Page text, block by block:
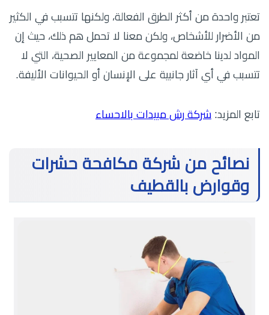
تعتبر واحدة من أكثر الطرق الفعالة، ولكنها تتسبب في الكثير
من الأضرار للأشخاص، ولكن معنا لا تحمل هم ذلك، حيث إن
المواد لدينا خاضعة لمجموعة من المعايير الصحية، التي لا
تتسبب في أي آثار جانبية على الإنسان أو الحيوانات الأليفة.
تابع المزيد: شركة رش مبيدات بالاحساء
نصائح من شركة مكافحة حشرات
وقوارض بالقطيف